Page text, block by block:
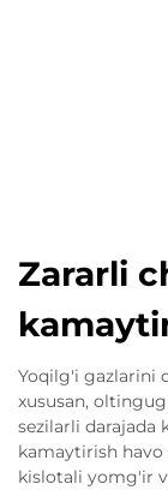
Zararli
Yoqilg'i gazlarini
xususan,
sezilarli darajada
kamaytirish havo
kislotali yomg'ir